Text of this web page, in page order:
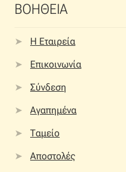
ΒΟΗΘΕΙΑ
Η Εταιρεία
Επικοινωνία
Σύνδεση
Αγαπημένα
Ταμείο
Αποστολές